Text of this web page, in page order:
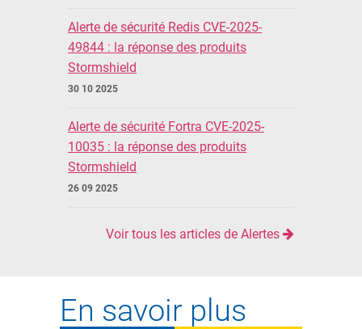
Alerte de sécurité Redis CVE-2025-
49844 : la réponse des produits
Stormshield
30 10 2025
Alerte de sécurité Fortra CVE-2025-
10035 : la réponse des produits
Stormshield
26 09 2025
Voir tous les articles de Alertes
En savoir plus